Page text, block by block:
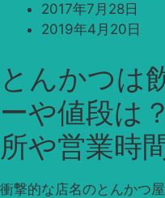
2017年7月28日
2019年4月20日
とんかつは
ーや値段は
所や営業時
衝撃的な店名のとんかつ